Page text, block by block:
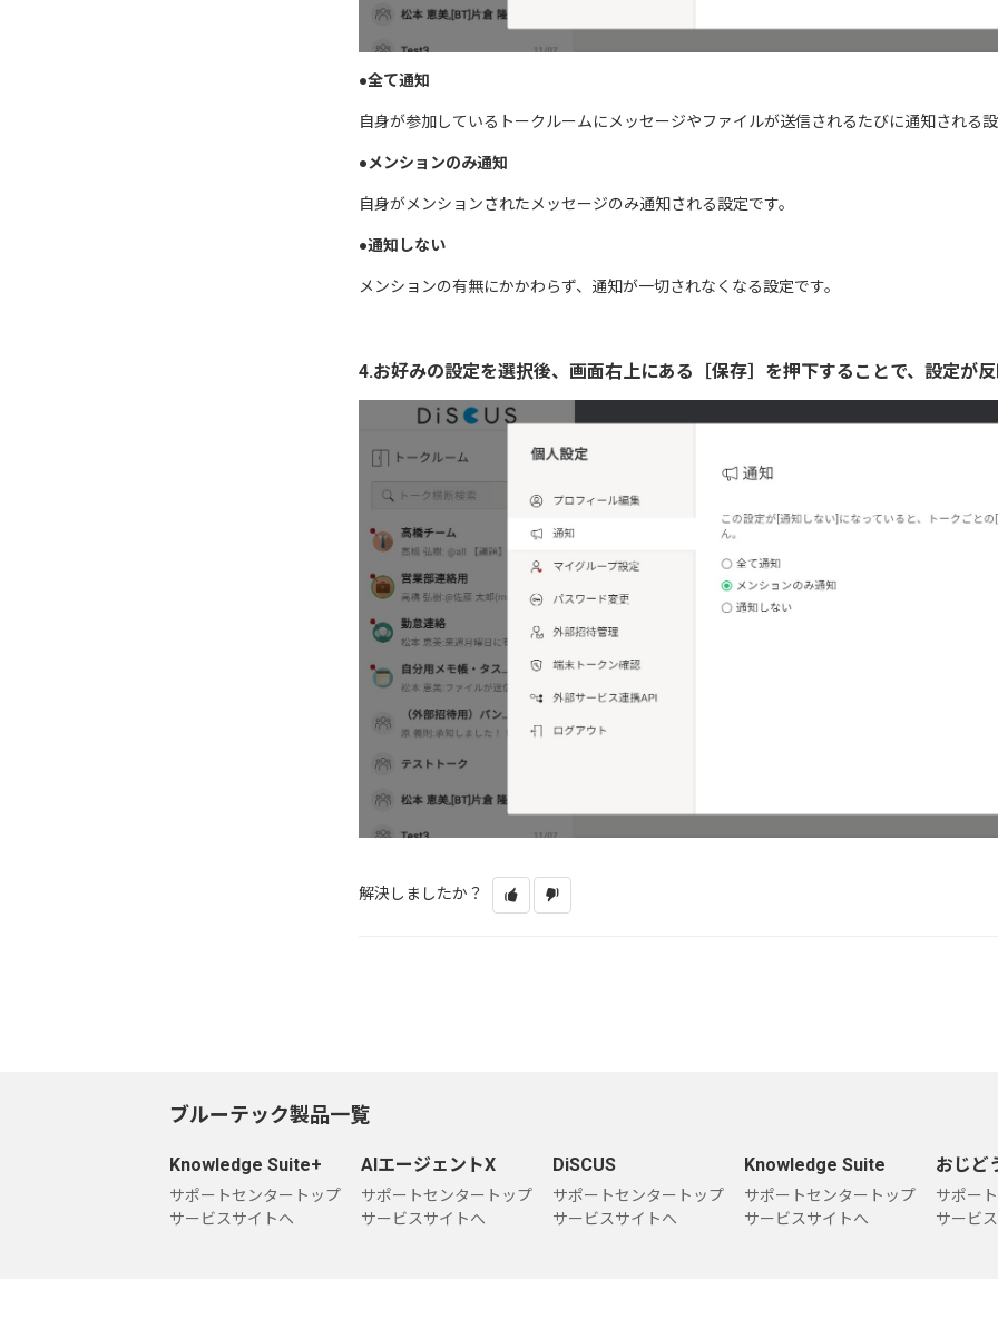
●全て通知
自身が参加しているトークルームにメッセージやファイルが送信されるたびに通知される
●メンションのみ通知
自身がメンションされたメッセージのみ通知される設定です。
●通知しない
メンションの有無にかかわらず、通知が一切されなくなる設定です。
4.お好みの設定を選択後、画面右上にある［保存］を押下することで、設定が
解決しましたか？
ブルーテック製品一覧
Knowledge Suite+
サポートセンタートップ
サービスサイトへ
AIエージェントX
サポートセンタートップ
サービスサイトへ
DiSCUS
サポートセンタートップ
サービスサイトへ
Knowledge Suite
サポートセンタートップ
サービスサイトへ
おじど
サポー
サービ